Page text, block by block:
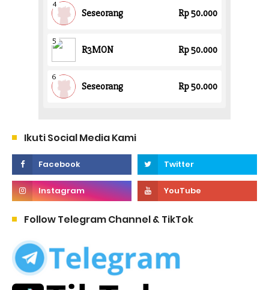
Ikuti Social Media Kami
Follow Telegram Channel & TikTok